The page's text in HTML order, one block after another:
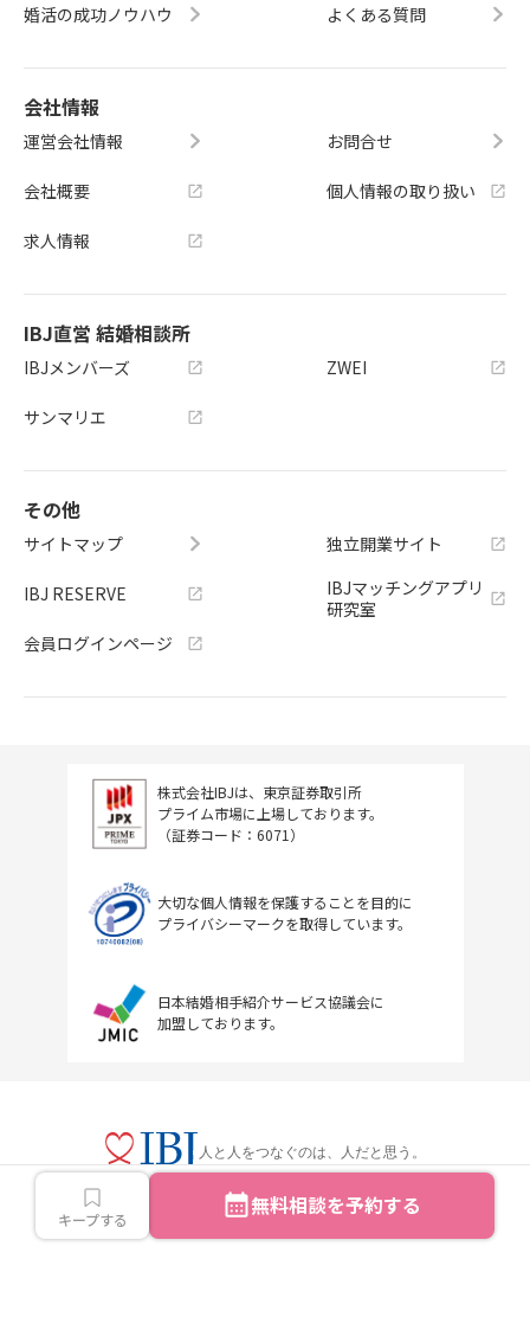
キープする 無料相談を予約する
婚活の成功ノウハウ よくある質問
会社情報
運営会社情報
会社概要
求人情報
お問合せ
個人情報の取り扱い
IBJ直営 結婚相談所
IBJメンバーズ
サンマリエ
ZWEI
その他
サイトマップ
IBJ RESERVE
会員ログインページ
独立開業サイト
IBJマッチングアプリ
研究室
株式会社IBJは、東京証券取引所
プライム市場に上場しております。
（証券コード：6071）
大切な個人情報を保護することを目的に
プライバシーマークを取得しています。
日本結婚相手紹介サービス協議会に
加盟しております。
人と人をつなぐのは、人だと思う。